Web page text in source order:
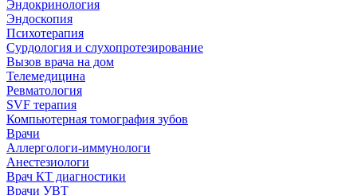
Эндокринология
Эндоскопия
Психотерапия
Сурдология и слухопротезирование
Вызов врача на дом
Телемедицина
Ревматология
SVF терапия
Компьютерная томография зубов
Врачи
Аллергологи-иммунологи
Анестезиологи
Врач КТ диагностики
Врачи УВТ